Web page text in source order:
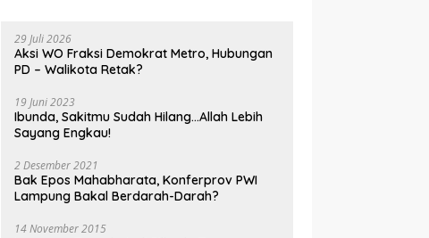
29 Juli 2026
Aksi WO Fraksi Demokrat Metro, Hubungan
PD – Walikota Retak?
19 Juni 2023
Ibunda, Sakitmu Sudah Hilang…Allah Lebih
Sayang Engkau!
2 Desember 2021
Bak Epos Mahabharata, Konferprov PWI
Lampung Bakal Berdarah-Darah?
14 November 2015